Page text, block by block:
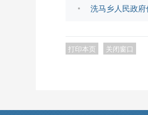
洗马乡人民政
打印本页 关闭窗口